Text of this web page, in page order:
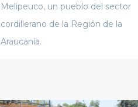
Melipeuco, un pueblo del sector
cordillerano de la Región de la
Araucanía.